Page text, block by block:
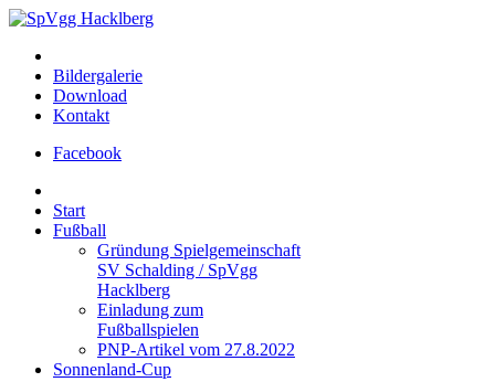
Bildergalerie
Download
Kontakt
Facebook
Start
Fußball
Gründung Spielgemeinschaft
SV Schalding / SpVgg
Hacklberg
Einladung zum
Fußballspielen
PNP-Artikel vom 27.8.2022
Sonnenland-Cup